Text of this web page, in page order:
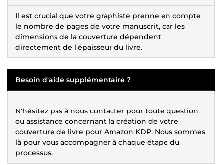
Il est crucial que votre graphiste prenne en compte
le nombre de pages de votre manuscrit, car les
dimensions de la couverture dépendent
directement de l'épaisseur du livre.
Besoin d'aide supplémentaire ?
N'hésitez pas à nous contacter pour toute question
ou assistance concernant la création de votre
couverture de livre pour Amazon KDP. Nous sommes
là pour vous accompagner à chaque étape du
processus.